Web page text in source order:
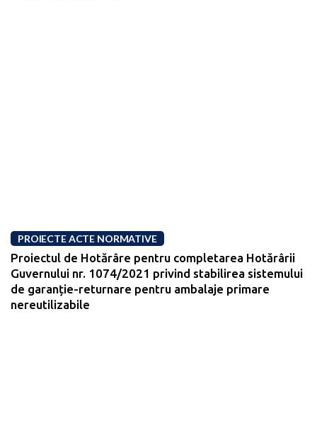
PROIECTE ACTE NORMATIVE
Proiectul de Hotărâre pentru completarea Hotărârii
Guvernului nr. 1074/2021 privind stabilirea sistemului
de garanție-returnare pentru ambalaje primare
nereutilizabile